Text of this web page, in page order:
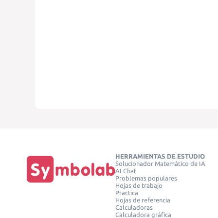
HERRAMIENTAS DE ESTUDIO
Solucionador Matemático de IA
AI Chat
Problemas populares
Hojas de trabajo
Practica
Hojas de referencia
Calculadoras
Calculadora gráfica